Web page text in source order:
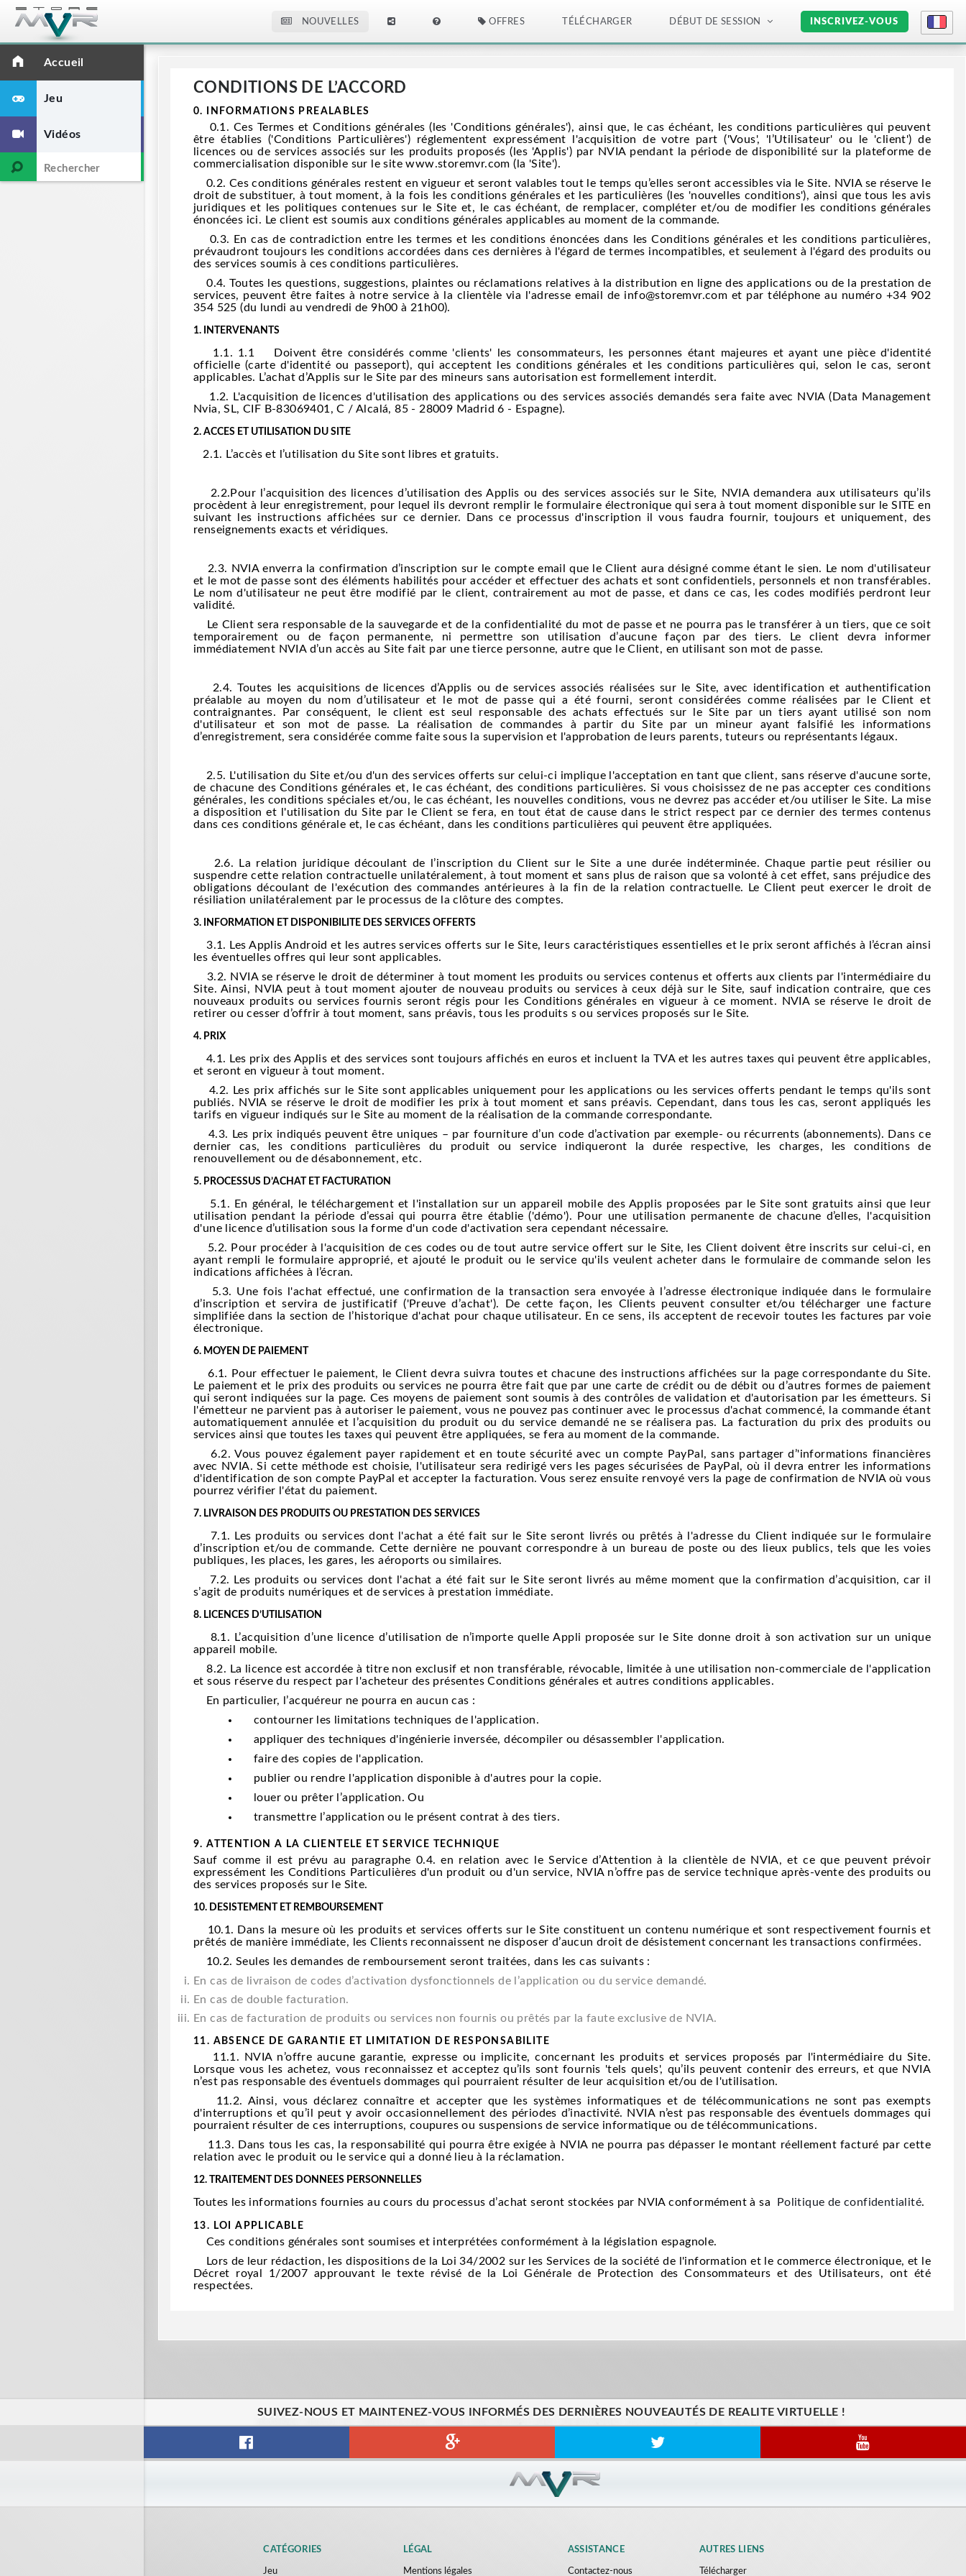
NOUVELLES OFFRES TÉLÉCHARGER DÉBUT DE SESSION INSCRIVEZ-VOUS
Accueil
Jeu
Vidéos
CONDITIONS DE L’ACCORD
0. INFORMATIONS PREALABLES
0.1. Ces Termes et Conditions générales (les 'Conditions générales'), ainsi que, le cas échéant, les conditions particulières qui peuvent
être établies ('Conditions Particulières') réglementent expressément l'acquisition de votre part ('Vous', 'l’Utilisateur' ou le 'client') de
licences ou de services associés sur les produits proposés (les 'Applis') par NVIA pendant la période de disponibilité sur la plateforme de
commercialisation disponible sur le site www.storemvr.com (la 'Site').
0.2. Ces conditions générales restent en vigueur et seront valables tout le temps qu’elles seront accessibles via le Site. NVIA se réserve le
droit de substituer, à tout moment, à la fois les conditions générales et les particulières (les 'nouvelles conditions'), ainsi que tous les avis
juridiques et les politiques contenues sur le Site et, le cas échéant, de remplacer, compléter et/ou de modifier les conditions générales
énoncées ici. Le client est soumis aux conditions générales applicables au moment de la commande.
0.3. En cas de contradiction entre les termes et les conditions énoncées dans les Conditions générales et les conditions particulières,
prévaudront toujours les conditions accordées dans ces dernières à l'égard de termes incompatibles, et seulement à l'égard des produits ou
des services soumis à ces conditions particulières.
0.4. Toutes les questions, suggestions, plaintes ou réclamations relatives à la distribution en ligne des applications ou de la prestation de
services, peuvent être faites à notre service à la clientèle via l'adresse email de info@storemvr.com et par téléphone au numéro +34 902
354 525 (du lundi au vendredi de 9h00 à 21h00).
1. INTERVENANTS
1.1. 1.1 Doivent être considérés comme 'clients' les consommateurs, les personnes étant majeures et ayant une pièce d'identité
officielle (carte d'identité ou passeport), qui acceptent les conditions générales et les conditions particulières qui, selon le cas, seront
applicables. L’achat d’Applis sur le Site par des mineurs sans autorisation est formellement interdit.
1.2. L'acquisition de licences d'utilisation des applications ou des services associés demandés sera faite avec NVIA (Data Management
Nvia, SL, CIF B-83069401, C / Alcalá, 85 - 28009 Madrid 6 - Espagne).
2. ACCES ET UTILISATION DU SITE
2.1. L’accès et l’utilisation du Site sont libres et gratuits.
2.2.Pour l’acquisition des licences d’utilisation des Applis ou des services associés sur le Site, NVIA demandera aux utilisateurs qu’ils
procèdent à leur enregistrement, pour lequel ils devront remplir le formulaire électronique qui sera à tout moment disponible sur le SITE en
suivant les instructions affichées sur ce dernier. Dans ce processus d'inscription il vous faudra fournir, toujours et uniquement, des
renseignements exacts et véridiques.
2.3. NVIA enverra la confirmation d’inscription sur le compte email que le Client aura désigné comme étant le sien. Le nom d'utilisateur
et le mot de passe sont des éléments habilités pour accéder et effectuer des achats et sont confidentiels, personnels et non transférables.
Le nom d'utilisateur ne peut être modifié par le client, contrairement au mot de passe, et dans ce cas, les codes modifiés perdront leur
validité.
Le Client sera responsable de la sauvegarde et de la confidentialité du mot de passe et ne pourra pas le transférer à un tiers, que ce soit
temporairement ou de façon permanente, ni permettre son utilisation d’aucune façon par des tiers. Le client devra informer
immédiatement NVIA d’un accès au Site fait par une tierce personne, autre que le Client, en utilisant son mot de passe.
2.4. Toutes les acquisitions de licences d’Applis ou de services associés réalisées sur le Site, avec identification et authentification
préalable au moyen du nom d’utilisateur et le mot de passe qui a été fourni, seront considérées comme réalisées par le Client et
contraignantes. Par conséquent, le client est seul responsable des achats effectués sur le Site par un tiers ayant utilisé son nom
d'utilisateur et son mot de passe. La réalisation de commandes à partir du Site par un mineur ayant falsifié les informations
d’enregistrement, sera considérée comme faite sous la supervision et l'approbation de leurs parents, tuteurs ou représentants légaux.
2.5. L'utilisation du Site et/ou d'un des services offerts sur celui-ci implique l'acceptation en tant que client, sans réserve d'aucune sorte,
de chacune des Conditions générales et, le cas échéant, des conditions particulières. Si vous choisissez de ne pas accepter ces conditions
générales, les conditions spéciales et/ou, le cas échéant, les nouvelles conditions, vous ne devrez pas accéder et/ou utiliser le Site. La mise
a disposition et l'utilisation du Site par le Client se fera, en tout état de cause dans le strict respect par ce dernier des termes contenus
dans ces conditions générale et, le cas échéant, dans les conditions particulières qui peuvent être appliquées.
2.6. La relation juridique découlant de l’inscription du Client sur le Site a une durée indéterminée. Chaque partie peut résilier ou
suspendre cette relation contractuelle unilatéralement, à tout moment et sans plus de raison que sa volonté à cet effet, sans préjudice des
obligations découlant de l'exécution des commandes antérieures à la fin de la relation contractuelle. Le Client peut exercer le droit de
résiliation unilatéralement par le processus de la clôture des comptes.
3. INFORMATION ET DISPONIBILITE DES SERVICES OFFERTS
3.1. Les Applis Android et les autres services offerts sur le Site, leurs caractéristiques essentielles et le prix seront affichés à l’écran ainsi
les éventuelles offres qui leur sont applicables.
3.2. NVIA se réserve le droit de déterminer à tout moment les produits ou services contenus et offerts aux clients par l'intermédiaire du
Site. Ainsi, NVIA peut à tout moment ajouter de nouveau produits ou services à ceux déjà sur le Site, sauf indication contraire, que ces
nouveaux produits ou services fournis seront régis pour les Conditions générales en vigueur à ce moment. NVIA se réserve le droit de
retirer ou cesser d’offrir à tout moment, sans préavis, tous les produits s ou services proposés sur le Site.
4. PRIX
4.1. Les prix des Applis et des services sont toujours affichés en euros et incluent la TVA et les autres taxes qui peuvent être applicables,
et seront en vigueur à tout moment.
4.2. Les prix affichés sur le Site sont applicables uniquement pour les applications ou les services offerts pendant le temps qu'ils sont
publiés. NVIA se réserve le droit de modifier les prix à tout moment et sans préavis. Cependant, dans tous les cas, seront appliqués les
tarifs en vigueur indiqués sur le Site au moment de la réalisation de la commande correspondante.
4.3. Les prix indiqués peuvent être uniques – par fourniture d’un code d’activation par exemple- ou récurrents (abonnements). Dans ce
dernier cas, les conditions particulières du produit ou service indiqueront la durée respective, les charges, les conditions de
renouvellement ou de désabonnement, etc.
5. PROCESSUS D’ACHAT ET FACTURATION
5.1. En général, le téléchargement et l'installation sur un appareil mobile des Applis proposées par le Site sont gratuits ainsi que leur
utilisation pendant la période d’essai qui pourra être établie ('démo'). Pour une utilisation permanente de chacune d’elles, l'acquisition
d'une licence d’utilisation sous la forme d'un code d'activation sera cependant nécessaire.
5.2. Pour procéder à l'acquisition de ces codes ou de tout autre service offert sur le Site, les Client doivent être inscrits sur celui-ci, en
ayant rempli le formulaire approprié, et ajouté le produit ou le service qu'ils veulent acheter dans le formulaire de commande selon les
indications affichées à l’écran.
5.3. Une fois l'achat effectué, une confirmation de la transaction sera envoyée à l’adresse électronique indiquée dans le formulaire
d’inscription et servira de justificatif ('Preuve d’achat'). De cette façon, les Clients peuvent consulter et/ou télécharger une facture
simplifiée dans la section de l’historique d'achat pour chaque utilisateur. En ce sens, ils acceptent de recevoir toutes les factures par voie
électronique.
6. MOYEN DE PAIEMENT
6.1. Pour effectuer le paiement, le Client devra suivra toutes et chacune des instructions affichées sur la page correspondante du Site.
Le paiement et le prix des produits ou services ne pourra être fait que par une carte de crédit ou de débit ou d’autres formes de paiement
qui seront indiquées sur la page. Ces moyens de paiement sont soumis à des contrôles de validation et d'autorisation par les émetteurs. Si
l'émetteur ne parvient pas à autoriser le paiement, vous ne pouvez pas continuer avec le processus d'achat commencé, la commande étant
automatiquement annulée et l’acquisition du produit ou du service demandé ne se réalisera pas. La facturation du prix des produits ou
services ainsi que toutes les taxes qui peuvent être appliquées, se fera au moment de la commande.
6.2. Vous pouvez également payer rapidement et en toute sécurité avec un compte PayPal, sans partager d’'informations financières
avec NVIA. Si cette méthode est choisie, l'utilisateur sera redirigé vers les pages sécurisées de PayPal, où il devra entrer les informations
d'identification de son compte PayPal et accepter la facturation. Vous serez ensuite renvoyé vers la page de confirmation de NVIA où vous
pourrez vérifier l'état du paiement.
7. LIVRAISON DES PRODUITS OU PRESTATION DES SERVICES
7.1. Les produits ou services dont l'achat a été fait sur le Site seront livrés ou prêtés à l'adresse du Client indiquée sur le formulaire
d’inscription et/ou de commande. Cette dernière ne pouvant correspondre à un bureau de poste ou des lieux publics, tels que les voies
publiques, les places, les gares, les aéroports ou similaires.
7.2. Les produits ou services dont l'achat a été fait sur le Site seront livrés au même moment que la confirmation d’acquisition, car il
s’agit de produits numériques et de services à prestation immédiate.
8. LICENCES D’UTILISATION
8.1. L’acquisition d’une licence d’utilisation de n’importe quelle Appli proposée sur le Site donne droit à son activation sur un unique
appareil mobile.
8.2. La licence est accordée à titre non exclusif et non transférable, révocable, limitée à une utilisation non-commerciale de l'application
et sous réserve du respect par l'acheteur des présentes Conditions générales et autres conditions applicables.
En particulier, l’acquéreur ne pourra en aucun cas :
contourner les limitations techniques de l'application.
appliquer des techniques d'ingénierie inversée, décompiler ou désassembler l'application.
faire des copies de l'application.
publier ou rendre l'application disponible à d'autres pour la copie.
louer ou prêter l’application. Ou
transmettre l’application ou le présent contrat à des tiers.
9. ATTENTION A LA CLIENTELE ET SERVICE TECHNIQUE
Sauf comme il est prévu au paragraphe 0.4. en relation avec le Service d’Attention à la clientèle de NVIA, et ce que peuvent prévoir
expressément les Conditions Particulières d'un produit ou d'un service, NVIA n’offre pas de service technique après-vente des produits ou
des services proposés sur le Site.
10. DESISTEMENT ET REMBOURSEMENT
10.1. Dans la mesure où les produits et services offerts sur le Site constituent un contenu numérique et sont respectivement fournis et
prêtés de manière immédiate, les Clients reconnaissent ne disposer d’aucun droit de désistement concernant les transactions confirmées.
10.2. Seules les demandes de remboursement seront traitées, dans les cas suivants :
En cas de livraison de codes d’activation dysfonctionnels de l’application ou du service demandé.
En cas de double facturation.
En cas de facturation de produits ou services non fournis ou prêtés par la faute exclusive de NVIA.
11. ABSENCE DE GARANTIE ET LIMITATION DE RESPONSABILITE
11.1. NVIA n’offre aucune garantie, expresse ou implicite, concernant les produits et services proposés par l'intermédiaire du Site.
Lorsque vous les achetez, vous reconnaissez et acceptez qu’ils sont fournis 'tels quels', qu’ils peuvent contenir des erreurs, et que NVIA
n’est pas responsable des éventuels dommages qui pourraient résulter de leur acquisition et/ou de l'utilisation.
11.2. Ainsi, vous déclarez connaître et accepter que les systèmes informatiques et de télécommunications ne sont pas exempts
d'interruptions et qu’il peut y avoir occasionnellement des périodes d’inactivité. NVIA n’est pas responsable des éventuels dommages qui
pourraient résulter de ces interruptions, coupures ou suspensions de service informatique ou de télécommunications.
11.3. Dans tous les cas, la responsabilité qui pourra être exigée à NVIA ne pourra pas dépasser le montant réellement facturé par cette
relation avec le produit ou le service qui a donné lieu à la réclamation.
12. TRAITEMENT DES DONNEES PERSONNELLES
Toutes les informations fournies au cours du processus d’achat seront stockées par NVIA conformément à sa Politique de confidentialité.
13. LOI APPLICABLE
Ces conditions générales sont soumises et interprétées conformément à la législation espagnole.
Lors de leur rédaction, les dispositions de la Loi 34/2002 sur les Services de la société de l'information et le commerce électronique, et le
Décret royal 1/2007 approuvant le texte révisé de la Loi Générale de Protection des Consommateurs et des Utilisateurs, ont été
respectées.
SUIVEZ-NOUS ET MAINTENEZ-VOUS INFORMÉS DES DERNIÈRES NOUVEAUTÉS DE REALITE VIRTUELLE !
CATÉGORIES
Jeu
LÉGAL
Mentions légales
ASSISTANCE
Contactez-nous
AUTRES LIENS
Télécharger